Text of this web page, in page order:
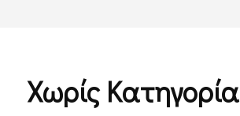
Χωρίς Κατηγορία